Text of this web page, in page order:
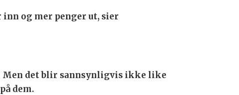
og mer penger ut, sier
Men det blir sannsynligvis ikke like
dem.